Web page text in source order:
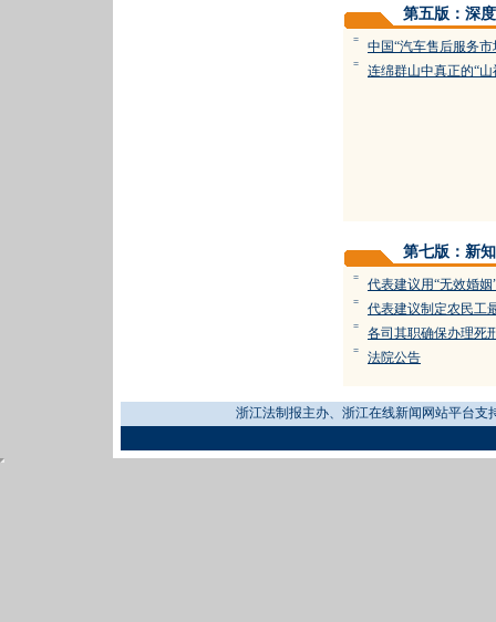
第五版：深度
= 中国“汽车售后服务市
= 连绵群山中真正的“山
第七版：新知
= 代表建议用“无效婚姻
= 代表建议制定农民工
= 各司其职确保办理死
= 法院公告
浙江法制报主办、浙江在线新闻网站平台